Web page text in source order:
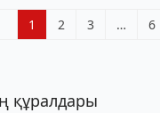
1 2 3 … 6
құралдары